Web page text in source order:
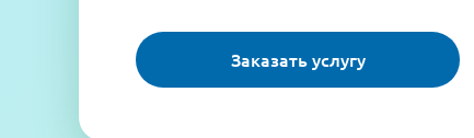
Заказать услугу